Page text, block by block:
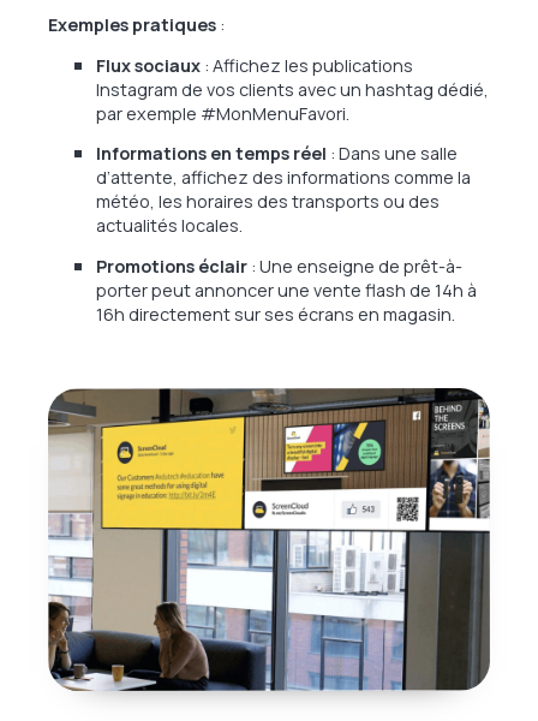
Exemples pratiques :
Flux sociaux : Affichez les publications
Instagram de vos clients avec un hashtag dédié,
par exemple #MonMenuFavori.
Informations en temps réel : Dans une salle
d’attente, affichez des informations comme la
météo, les horaires des transports ou des
actualités locales.
Promotions éclair : Une enseigne de prêt-à-
porter peut annoncer une vente flash de 14h à
16h directement sur ses écrans en magasin.